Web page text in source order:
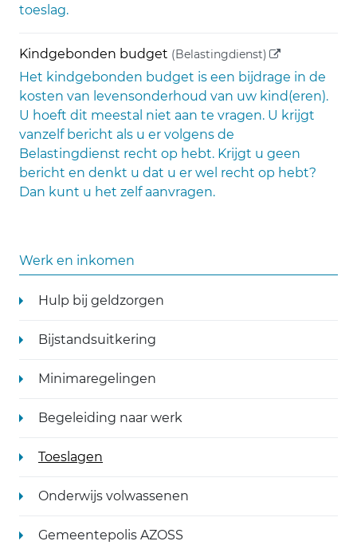
toeslag.
Kindgebonden budget (Belastingdienst) (externe link)
Het kindgebonden budget is een bijdrage in de
kosten van levensonderhoud van uw kind(eren).
U hoeft dit meestal niet aan te vragen. U krijgt
vanzelf bericht als u er volgens de
Belastingdienst recht op hebt. Krijgt u geen
bericht en denkt u dat u er wel recht op hebt?
Dan kunt u het zelf aanvragen.
Werk en inkomen
Hulp bij geldzorgen
Bijstandsuitkering
Minimaregelingen
Begeleiding naar werk
Toeslagen
Onderwijs volwassenen
Gemeentepolis AZOSS